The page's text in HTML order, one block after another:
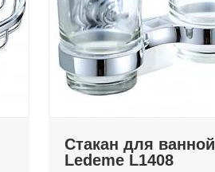
Стакан для ванной
Ledeme L1408